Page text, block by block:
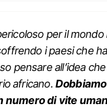
per il
i paesi che
pensare all’idea
africano.
numero di vite